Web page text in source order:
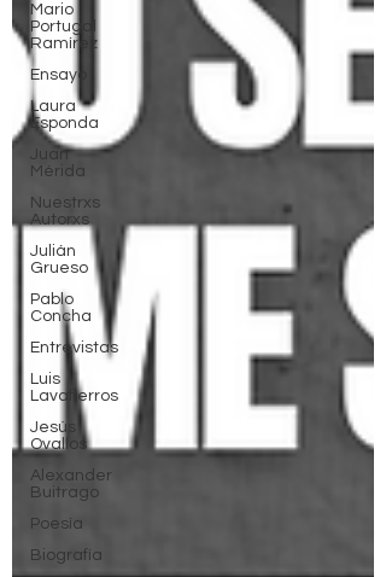
Mario
Portugal
Ramírez
Ensayo
Laura
Esponda
Juan
Mérida
Nuestrxs
Autorxs
Julián
Grueso
Pablo
Concha
Entrevistas
Luis
Lavafierros
Jesús
Ovallos
Alexander
Buitrago
Poesía
Biografía